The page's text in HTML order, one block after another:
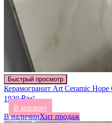
Быстрый просмотр
Керамогранит Art Ceramic Hope
1920 ₽/м²
В корзину
В наличииХит продаж